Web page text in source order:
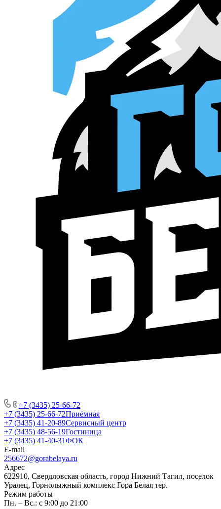
+7 (3435) 25-66-72
+7 (3435) 25-66-72Приёмная
+7 (3435) 41-20-89Сервисный центр
+7 (3435) 48-56-19Гостиница
+7 (3435) 41-40-31ФОК
E-mail
256672@gorabelaya.ru
Адрес
622910, Свердловская область, город Нижний Тагил, поселок
Уралец, Горнолыжный комплекс Гора Белая тер.
Режим работы
Пн. – Вс.: с 9:00 до 21:00